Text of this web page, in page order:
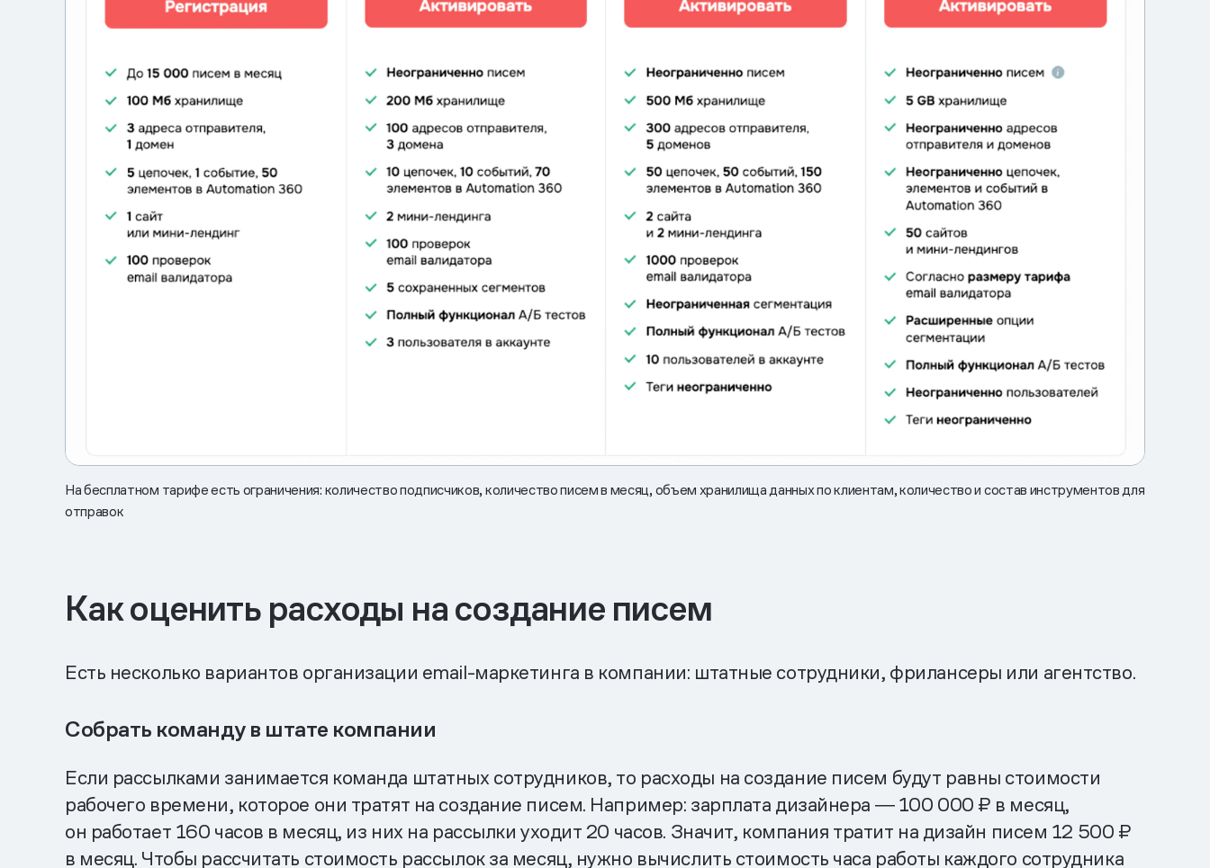
На бесплатном тарифе есть ограничения: количество подписчиков, количество писем в месяц, объем хранилища данных по клиентам, количество и состав инструментов для
отправок
Как оценить расходы на создание писем
Есть несколько вариантов организации email-маркетинга в компании: штатные сотрудники, фрилансеры или агентство.
Собрать команду в штате компании
Если рассылками занимается команда штатных сотрудников, то расходы на создание писем будут равны стоимости
рабочего времени, которое они тратят на создание писем. Например: зарплата дизайнера ― 100 000 ₽ в месяц,
он работает 160 часов в месяц, из них на рассылки уходит 20 часов. Значит, компания тратит на дизайн писем 12 500 ₽
в месяц. Чтобы рассчитать стоимость рассылок за месяц, нужно вычислить стоимость часа работы каждого сотрудника